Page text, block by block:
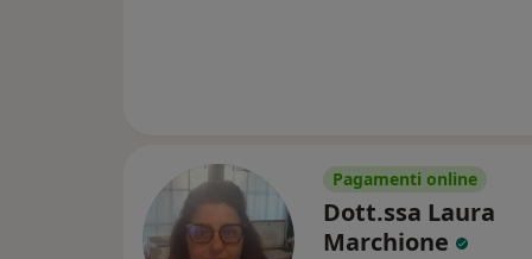
Pagamenti online
Dott.ssa Laura
Marchione